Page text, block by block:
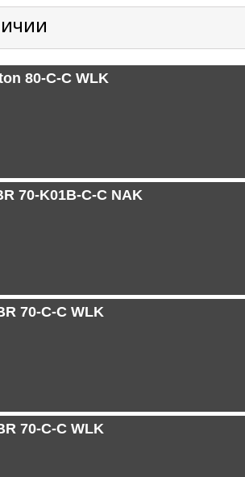
80-C-C WLK
70-K01B-C-C NAK
70-C-C WLK
70-C-C WLK